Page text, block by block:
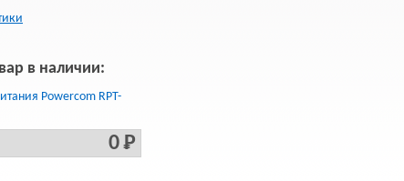
в наличии:
Powercom RPT-
0 Р